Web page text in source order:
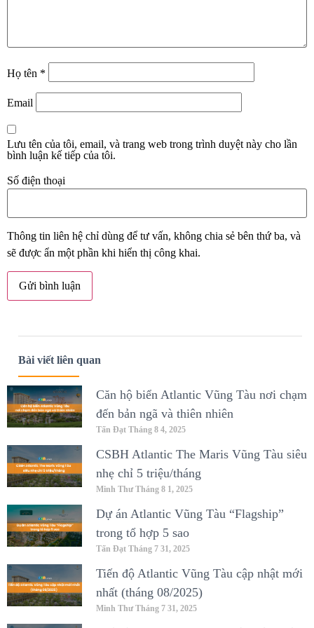
Họ tên *
Email
Lưu tên của tôi, email, và trang web trong trình duyệt này cho lần
bình luận kế tiếp của tôi.
Số điện thoại
Thông tin liên hệ chỉ dùng để tư vấn, không chia sẻ bên thứ ba, và
sẽ được ẩn một phần khi hiển thị công khai.
Bài viết liên quan
Căn hộ biển Atlantic Vũng Tàu nơi chạm
đến bản ngã và thiên nhiên
Tấn Đạt Tháng 8 4, 2025
CSBH Atlantic The Maris Vũng Tàu siêu
nhẹ chỉ 5 triệu/tháng
Minh Thư Tháng 8 1, 2025
Dự án Atlantic Vũng Tàu “Flagship”
trong tổ hợp 5 sao
Tấn Đạt Tháng 7 31, 2025
Tiến độ Atlantic Vũng Tàu cập nhật mới
nhất (tháng 08/2025)
Minh Thư Tháng 7 31, 2025